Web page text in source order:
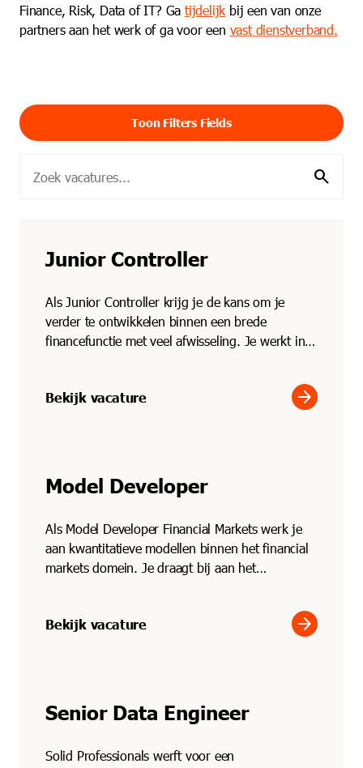
Finance, Risk, Data of IT? Gatijdelijk bij een van onze
partners aan het werk of ga voor een vast dienstverband.
Toon Filters Fields
search
Junior Controller
Als Junior Controller krijg je de kans om je
verder te ontwikkelen binnen een brede
financefunctie met veel afwisseling. Je werkt in
Bekijk vacature arrow_forward
Model Developer
Als Model Developer Financial Markets werk je
aan kwantitatieve modellen binnen het financial
markets domein. Je draagt bij aan het
Bekijk vacature arrow_forward
Senior Data Engineer
Solid Professionals werft voor een